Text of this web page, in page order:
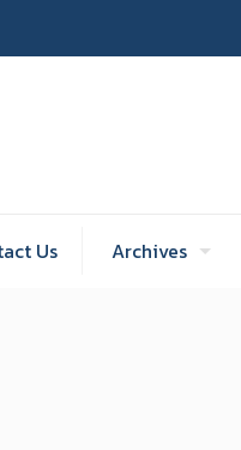
Us Archives